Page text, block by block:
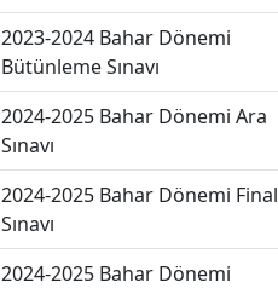
2023-2024 Bahar Dönemi
Bütünleme Sınavı
2024-2025 Bahar Dönemi Ara
Sınavı
2024-2025 Bahar Dönemi Final
Sınavı
2024-2025 Bahar Dönemi